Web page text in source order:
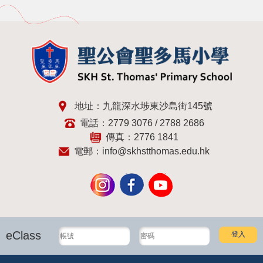
地址：九龍深水埗東沙島街145號
電話：2779 3076 / 2788 2686
傳真：2776 1841
電郵： info@skhstthomas.edu.hk
eClass